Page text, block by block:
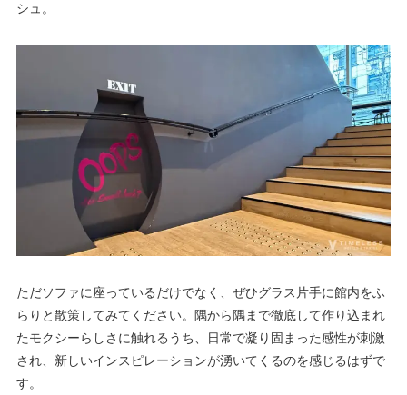
シュ。
ただソファに座っているだけでなく、ぜひグラス片手に館内をふ
らりと散策してみてください。隅から隅まで徹底して作り込まれ
たモクシーらしさに触れるうち、日常で凝り固まった感性が刺激
され、新しいインスピレーションが湧いてくるのを感じるはずで
す。